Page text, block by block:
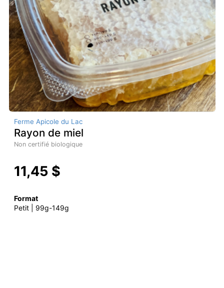
Ferme Apicole du Lac
Rayon de miel
Non certifié biologique
11,45 $
Format
Petit | 99g-149g